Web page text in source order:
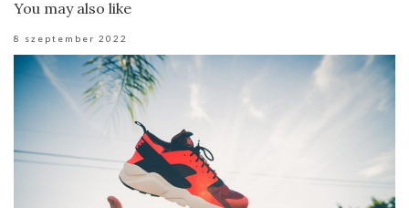
You may also like
8 szeptember 2022